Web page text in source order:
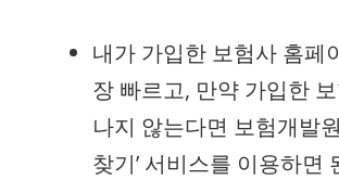
내가 가입한 보험사 홈페
장 빠르고, 만약 가입한
나지 않는다면 보험개발
찾기’ 서비스를 이용하면